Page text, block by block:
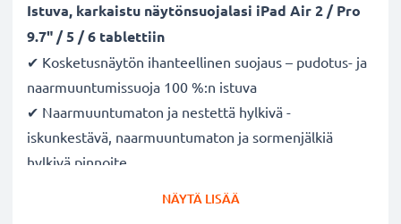
Istuva, karkaistu näytönsuojalasi iPad Air 2 / Pro
9.7" / 5 / 6 tablettiin
✔ Kosketusnäytön ihanteellinen suojaus – pudotus- ja
naarmuuntumissuoja 100 %:n istuva
✔ Naarmuuntumaton ja nestettä hylkivä -
iskunkestävä, naarmuuntumaton ja sormenjälkiä
hylkivä pinnoite
NÄYTÄ LISÄÄ